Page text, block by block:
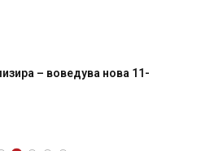
– воведува нова 11-